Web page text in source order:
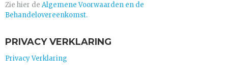
Zie hier de Algemene Voorwaarden en de
Behandelovereenkomst.
PRIVACY VERKLARING
Privacy Verklaring